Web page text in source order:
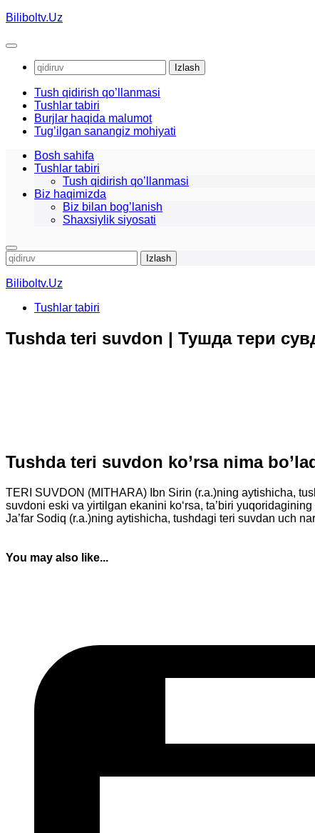
Skip
content
Biliboltv.Uz
Qidirshish:
Tush qidirish qo’llanmasi
Tushlar tabiri
Burjlar haqida malumot
Tug’ilgan sanangiz mohiyati
Bosh sahifa
Tushlar tabiri
Tush qidirish qo’llanmasi
Biz haqimizda
Biz bilan bog’lanish
Shaxsiylik siyosati
Qidirshish:
Biliboltv.Uz
Tushlar tabiri
Tushda teri suvdon | Тушда тери
Tushda teri suvdon ko’rsa nima
TERI SUVDON (MITHARA) Ibn Sirin (r.a.)ning aytishicha,
suvdoni eski va yirtilgan ekanini ko‘rsa, ta’biri yuqoridagining
Ja’far Sodiq (r.a.)ning aytishicha, tushdagi teri suvdan uch
You may also like...